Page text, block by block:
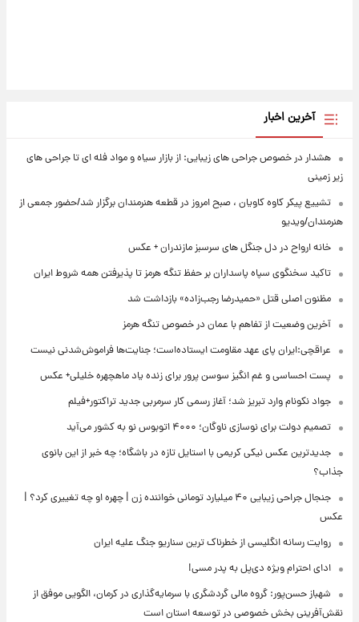
آخرین اخبار
هشدار در خصوص جراحی های زیبایی: از بازار سیاه و مواد فله ای تا جراحی های
زیر زمینی
تشییع پیکر کاوه کاویان ، صبح امروز در قطعه هنرمندان برگزار شد/حضور جمعی از
هنرمندان/ویدیو
خانه ارواح در دل جنگل های سرسبز مازندران + عکس
تاکید سخنگوی سپاه پاسداران بر حفظ تنگه هرمز تا پذیرفتن همه شروط ایران
مظنون اصلی قتل «حمیدرضا رجب‌زاده» بازداشت شد
آخرین وضعیت از تفاهم با عمان در خصوص تنگه هرمز
عراقچی:ایران پای عهد مقاومت ایستاده‌است؛ جنایت‌ها فراموش‌شدنی نیست
پست احساسی و غم انگیز سوسن پرور برای زنده یاد ماهچهره خلیلی+ عکس
جواد نکونام وارد تبریز شد؛ آغاز رسمی کار سرمربی جدید تراکتور+فیلم
تصمیم دولت برای نوسازی ناوگان؛ ۴۰۰۰ اتوبوس نو به کشور می‌آید
جدیدترین عکس نیکی کریمی با استایل تازه در باشگاه؛ چه خبر از این بانوی
جذاب؟
جنجال جراحی زیبایی ۴۰ میلیارد تومانی خواننده زن | چهره او چه تغییری کرد؟ |
عکس
روایت رسانه انگلیسی از خطرناک ترین سناریو جنگ علیه ایران
ادای احترام ویژه دی‌پل به پدر مسی!
شهباز حسن‌پور: گروه مالی گردشگری با سرمایه‌گذاری در کرمان، الگویی موفق از
نقش‌آفرینی بخش خصوصی در توسعه استان است